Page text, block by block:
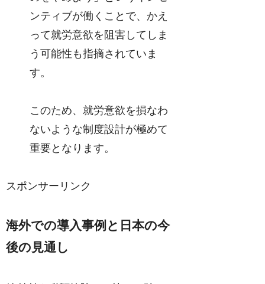
ンティブが働くことで、かえ
って就労意欲を阻害してしま
う可能性も指摘されていま
す。
このため、就労意欲を損なわ
ないような制度設計が極めて
重要となります。
スポンサーリンク
海外での導入事例と日本の今
後の見通し